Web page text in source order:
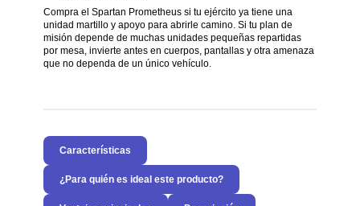
Compra el Spartan Prometheus si tu ejército ya tiene una
unidad martillo y apoyo para abrirle camino. Si tu plan de
misión depende de muchas unidades pequeñas repartidas
por mesa, invierte antes en cuerpos, pantallas y otra amenaza
que no dependa de un único vehículo.
Características
¿Para quién es ideal este producto?